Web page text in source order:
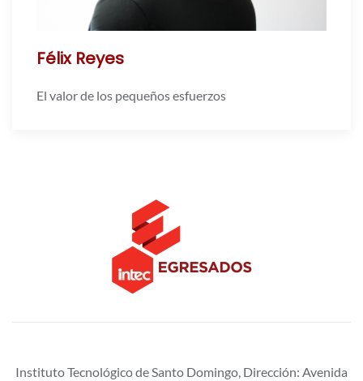
Félix Reyes
El valor de los pequeños esfuerzos
Instituto Tecnológico de Santo Domingo, Dirección: Avenida